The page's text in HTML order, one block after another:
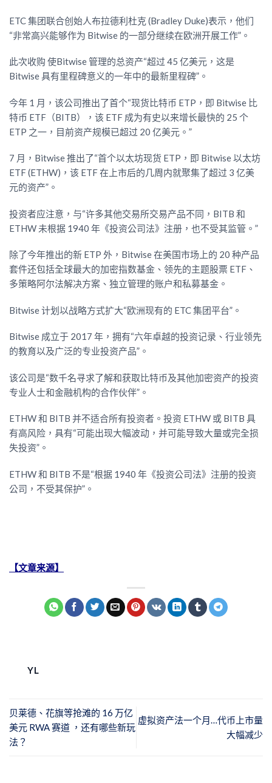
ETC 集团联合创始人布拉德利杜克 (Bradley Duke)表示，他们
“非常高兴能够作为 Bitwise 的一部分继续在欧洲开展工作”。
此次收购 使Bitwise 管理的总资产“超过 45 亿美元，这是
Bitwise 具有里程碑意义的一年中的最新里程碑”。
今年 1 月，该公司推出了首个“现货比特币 ETP，即 Bitwise 比
特币 ETF（BITB），该 ETF 成为有史以来增长最快的 25 个
ETP 之一，目前资产规模已超过 20 亿美元。”
7 月，Bitwise 推出了“首个以太坊现货 ETP，即 Bitwise 以太坊
ETF (ETHW)，该 ETF 在上市后的几周内就聚集了超过 3 亿美
元的资产”。
投资者应注意，与“许多其他交易所交易产品不同，BITB 和
ETHW 未根据 1940 年《投资公司法》注册，也不受其监管。”
除了今年推出的新 ETP 外，Bitwise 在美国市场上的 20 种产品
套件还包括全球最大的加密指数基金、领先的主题股票 ETF、
多策略阿尔法解决方案、独立管理的账户和私募基金。
Bitwise 计划以战略方式扩大“欧洲现有的 ETC 集团平台”。
Bitwise 成立于 2017 年，拥有“六年卓越的投资记录、行业领先
的教育以及广泛的专业投资产品”。
该公司是“数千名寻求了解和获取比特币及其他加密资产的投资
专业人士和金融机构的合作伙伴”。
ETHW 和 BITB 并不适合所有投资者。投资 ETHW 或 BITB 具
有高风险，具有“可能出现大幅波动，并可能导致大量或完全损
失投资”。
ETHW 和 BITB 不是“根据 1940 年《投资公司法》注册的投资
公司，不受其保护”。
【文章来源】
YL
贝莱德、花旗等抢滩的 16 万亿
美元 RWA 赛道 ，还有哪些新玩
法？
虚拟资产法一个月…代币上市量
大幅减少